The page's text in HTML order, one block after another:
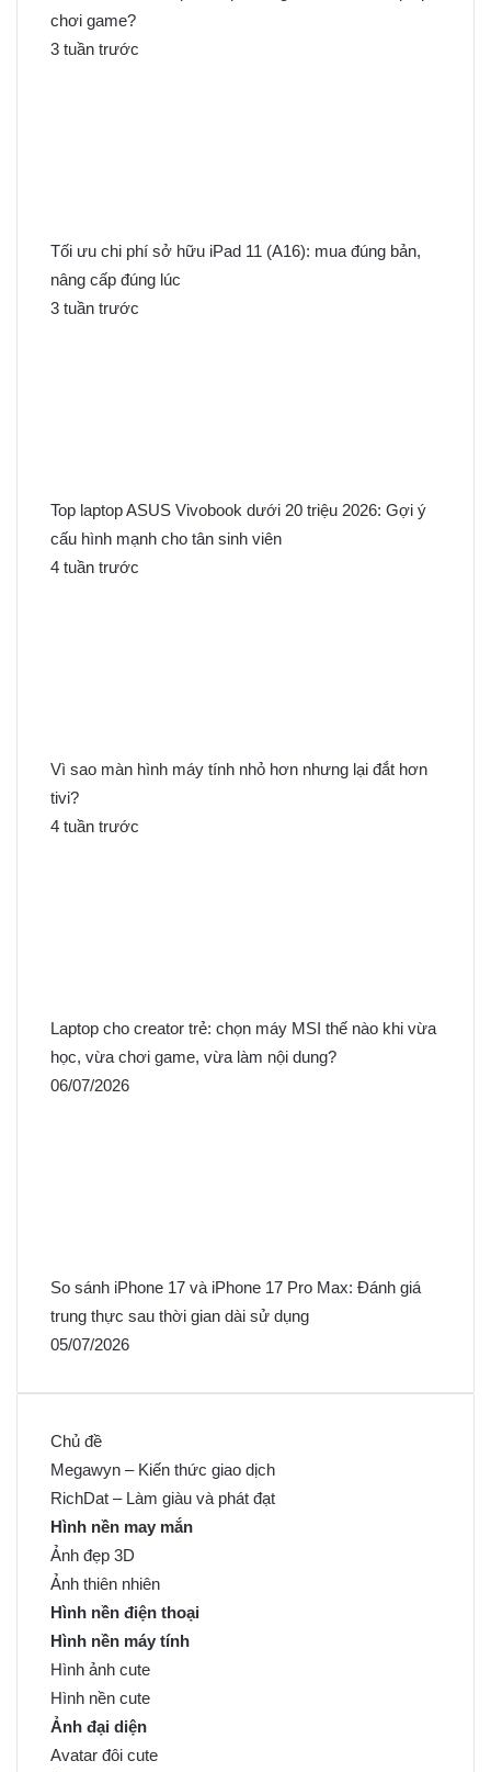
chơi game?
3 tuần trước
Tối ưu chi phí sở hữu iPad 11 (A16): mua đúng bản,
nâng cấp đúng lúc
3 tuần trước
Top laptop ASUS Vivobook dưới 20 triệu 2026: Gợi ý
cấu hình mạnh cho tân sinh viên
4 tuần trước
Vì sao màn hình máy tính nhỏ hơn nhưng lại đắt hơn
tivi?
4 tuần trước
Laptop cho creator trẻ: chọn máy MSI thế nào khi vừa
học, vừa chơi game, vừa làm nội dung?
06/07/2026
So sánh iPhone 17 và iPhone 17 Pro Max: Đánh giá
trung thực sau thời gian dài sử dụng
05/07/2026
Chủ đề
Megawyn – Kiến thức giao dịch
RichDat – Làm giàu và phát đạt
Hình nền may mắn
Ảnh đẹp 3D
Ảnh thiên nhiên
Hình nền điện thoại
Hình nền máy tính
Hình ảnh cute
Hình nền cute
Ảnh đại diện
Avatar đôi cute